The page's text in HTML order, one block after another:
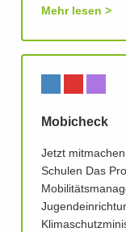
Mehr lesen
Mobicheck
Jetzt
Schulen Das